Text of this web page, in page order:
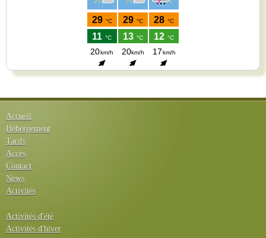
Accueil
Hebergement
Tarifs
Accès
Contact
News
Activités
Activités d'été
Activités d'hiver